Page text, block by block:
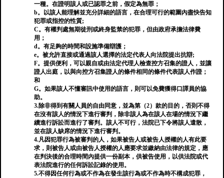
一種。在證明該人或已認罪之前，假定為無罪；
b。以該人能理解並充分詳細的語言，在合理可行的範圍內盡快告知
犯罪或指控的性質;
C。有權判處無期徒刑或終身監禁的犯罪，但由政府承擔法律費
用；
d。有足夠的時間和設施準備辯護；
e。被允許直接或通過該人選擇的法定代表人向法院提出抗辯;
F。提供便利，可以親自或由法定代理人檢查控方召集的證人，並讓
證人出庭，以與向控方召集證人的條件相同的條件代表該人作證；
和
G。如果該人不懂審訊中使用的語言，則可以免費獲得口譯員的協
助。
3.除非得到有關人員的自由同意，並為第（2）款的目的，否則不得
在沒有該人的情況下進行審判，除非該人為在該人在場的情況下繼
續進行訴訟而進行了審判。該人不可行，法院已下令將該人遣散，
並在該人缺席的情況下進行審判。
4.凡因犯罪行為被審判的人，如果被告人或被告人授權的人有此要
求，則被告人或由被告人授權的人應要求並繳納由法律的規定，應
在判決後的合理時間內提供一份副本，供被告使用，以供法院或代
表法院進行的任何訴訟記錄的使用。
5.不得因任何行為或不作為在發生該行為或不作為時不構成犯罪，